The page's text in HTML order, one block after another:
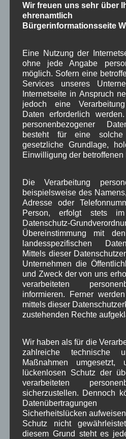
1250-Jahre ,AlpenRaum
Bildergalerie ,
Dorferneuerung ,
Dorfplatz ,
Gesundheit , Gewerbe ,
historische Bilder ,
Kirche , Kunsthandwerk ,
Schule , Sport ,
TV ,Umfrage ,
Verwaltung Video ,
Vorstand Dorferneuerung ,
Zeitung ,Zigarettensteig
Bauernregel im August
Der Tau ist dem August so not,
Brot.
Neueste Kommentare
WBEbeiÜber uns
Josef Otler, Verein fürr Geschichte
Wir freuen uns sehr über
ehrenamtlich
Bürgerinformationsseite
Eine Nutzung der
ohne jede Angabe
möglich. Sofern eine
Services unseres
Internetseite in Anspruch
jedoch eine
Daten erforderlich
personenbezogener
besteht für eine solche
gesetzliche Grundlage,
Einwilligung der betroffenen
Die Verarbeitung
beispielsweise des
Adresse oder
Person, erfolgt stets
Datenschutz-
Übereinstimmung mit
landesspezifischen
Mittels dieser
Unternehmen die
und Zweck der von uns
verarbeiteten
informieren. Ferner
mittels dieser
zustehenden Rechte
Wir haben als für die
zahlreiche technische
Maßnahmen
lückenlosen Schutz der
verarbeiteten
sicherzustellen. Dennoch
Sicherheitslücken
Schutz nicht
diesem Grund steht es